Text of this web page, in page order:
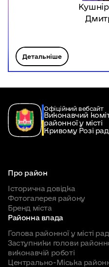
Детальніше
Офіційний вебсайт
Виконавчий
районної у місті
Кривому Розі
Про район
Історична довідка
Фотогалерея району
Бренд міста
Районна влада
Голова районної у місті
Заступники голови
виконавчій роботі
Центрально-Міська